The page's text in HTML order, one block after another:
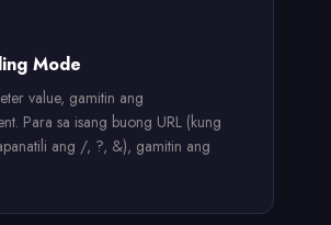
Mode
value, gamitin ang
Para sa isang buong URL (kung
ang /, ?, &), gamitin ang